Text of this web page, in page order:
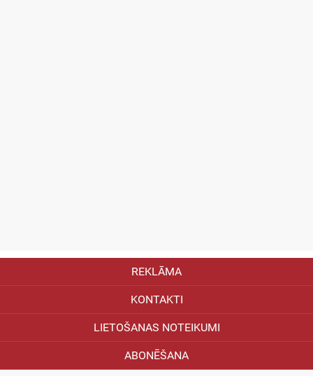
REKLĀMA
KONTAKTI
LIETOŠANAS NOTEIKUMI
ABONĒŠANA